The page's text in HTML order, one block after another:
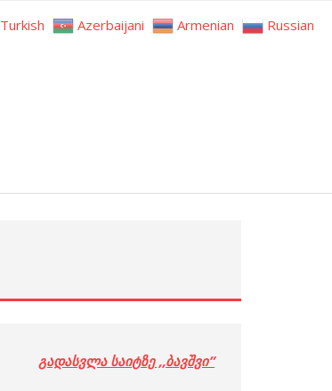
გადასვლა საიტზე ,,ბავშვი”
Turkish Azerbaijani Armenian Russian